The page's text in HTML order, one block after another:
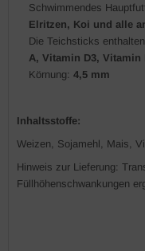
Schwimmendes
Elritzen, Koi und alle
Die Teichsticks
A, Vitamin D3, Vitamin
Körnung: 4,5 mm
Inhaltsstoffe:
Weizen, Sojamehl, Mais,
Hinweis zur Lieferung:
Füllhöhenschwankungen